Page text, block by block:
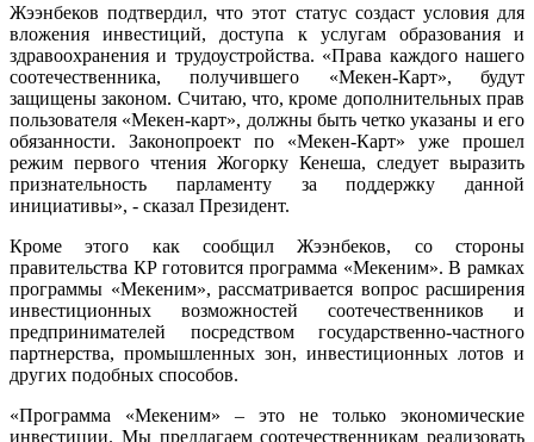
Жээнбеков подтвердил, что этот статус создаст условия для
вложения инвестиций, доступа к услугам образования и
здравоохранения и трудоустройства. «Права каждого нашего
соотечественника, получившего «Мекен-Карт», будут
защищены законом. Считаю, что, кроме дополнительных прав
пользователя «Мекен-карт», должны быть четко указаны и его
обязанности. Законопроект по «Мекен-Карт» уже прошел
режим первого чтения Жогорку Кенеша, следует выразить
признательность парламенту за поддержку данной
инициативы», - сказал Президент.
Кроме этого как сообщил Жээнбеков, со стороны
правительства КР готовится программа «Мекеним». В рамках
программы «Мекеним», рассматривается вопрос расширения
инвестиционных возможностей соотечественников и
предпринимателей посредством государственно-частного
партнерства, промышленных зон, инвестиционных лотов и
других подобных способов.
«Программа «Мекеним» – это не только экономические
инвестиции. Мы предлагаем соотечественникам реализовать